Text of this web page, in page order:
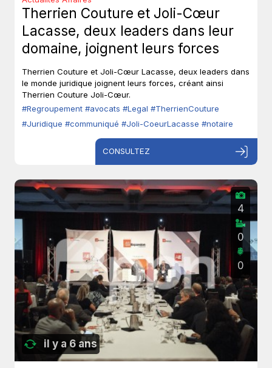
Therrien Couture et Joli-Cœur
Lacasse, deux leaders dans leur
domaine, joignent leurs forces
Therrien Couture et Joli-Cœur Lacasse, deux leaders dans
le monde juridique joignent leurs forces, créant ainsi
Therrien Couture Joli-Cœur.
#Regroupement #avocats #Legal #TherrienCouture
#Juridique #communiqué #Joli-CoeurLacasse #notaire
CONSULTEZ
il y a 6 ans
4
0
0